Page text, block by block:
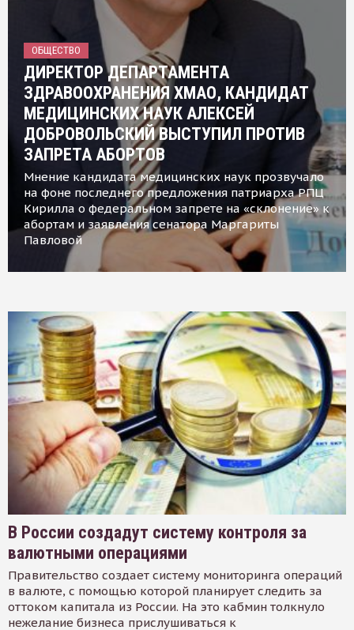
ОБЩЕСТВО
ДИРЕКТОР ДЕПАРТАМЕНТА
ЗДРАВООХРАНЕНИЯ ХМАО, КАНДИДАТ
МЕДИЦИНСКИХ НАУК АЛЕКСЕЙ
ДОБРОВОЛЬСКИЙ ВЫСТУПИЛ ПРОТИВ
ЗАПРЕТА АБОРТОВ
Мнение кандидата медицинских наук прозвучало
на фоне последнего предложения патриарха РПЦ
Кирилла о федеральном запрете на «склонение» к
абортам и заявления сенатора Маргариты
Павловой
В России создадут систему контроля за
валютными операциями
Правительство создает систему мониторинга операций
в валюте, с помощью которой планирует следить за
оттоком капитала из России. На это кабмин толкнуло
нежелание бизнеса прислушиваться к